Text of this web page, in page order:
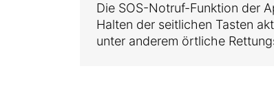
Die SOS-Notruf-Funktion der
Halten der seitlichen Tasten
unter anderem örtliche